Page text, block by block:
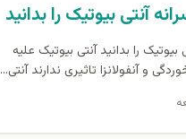
آنتی بیوتیک را بدانید
را بدانید آنتی بیوتیک عليه
و آنفولانزا تاثيری ندارند آنتی...